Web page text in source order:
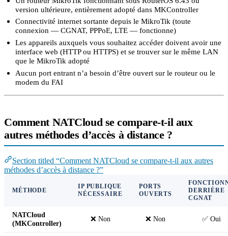
version ultérieure, entièrement adopté dans MKController
Connectivité internet sortante depuis le MikroTik (toute
connexion — CGNAT, PPPoE, LTE — fonctionne)
Les appareils auxquels vous souhaitez accéder doivent avoir une
interface web (HTTP ou HTTPS) et se trouver sur le même LAN
que le MikroTik adopté
Aucun port entrant n’a besoin d’être ouvert sur le routeur ou le
modem du FAI
Comment NATCloud se compare-t-il aux
autres méthodes d’accès à distance ?
Section titled “Comment NATCloud se compare-t-il aux autres
méthodes d’accès à distance ?”
MÉTHODE
IP PUBLIQUE
NÉCESSAIRE
PORTS
OUVERTS
DERRIÈRE
CGNAT
NATCloud
(MKController)
❌ Non ❌ Non ✅ Oui